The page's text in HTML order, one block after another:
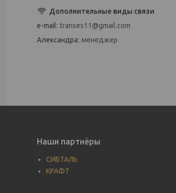
e-mail transes11@gmail.com
Александра менеджер
Наши партнёры
СИБТАЛЬ
КРАФТ